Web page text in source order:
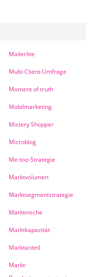
Mailerlite
Multi-Client-Umfrage
Moment of truth
Mobilmarketing
Mistery Shopper
Microblog
Me-too-Strategie
Marktvolumen
Marktsegmentstrategie
Marktnische
Marktkapazität
Marktanteil
Markt-